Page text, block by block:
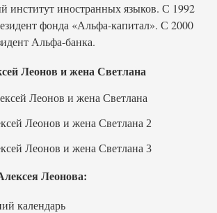
институт иностранных языков. С 1992
фонда «Альфа-капитал». С 2000
Альфа-банка.
Леонов и жена Светлана
Леонова:
календарь